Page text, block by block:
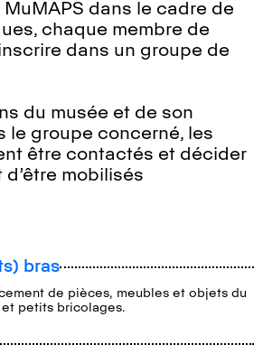
MuMAPS dans le cadre de
chaque membre de
dans un groupe de
du musée et de son
le groupe concerné, les
être contactés et décider
mobilisés
bras
de pièces, meubles et objets du
petits bricolages.